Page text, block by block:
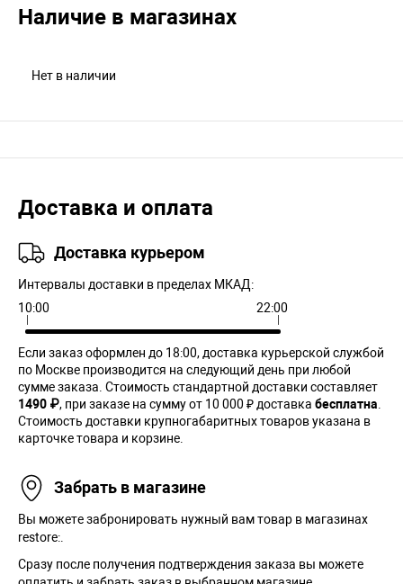
Наличие в магазинах
Нет в наличии
Доставка и оплата
Доставка курьером
Интервалы доставки в пределах МКАД:
10:00
22:00
Если заказ оформлен до 18:00, доставка курьерской службой
по Москве производится на следующий день при любой
сумме заказа. Cтоимость стандартной доставки составляет
1490 ₽, при заказе на сумму от 10 000 ₽ доставка бесплатна
Стоимость доставки крупногабаритных товаров указана в
карточке товара и корзине.
Забрать в магазине
Вы можете забронировать нужный вам товар в магазинах
restore:.
Сразу после получения подтверждения заказа вы можете